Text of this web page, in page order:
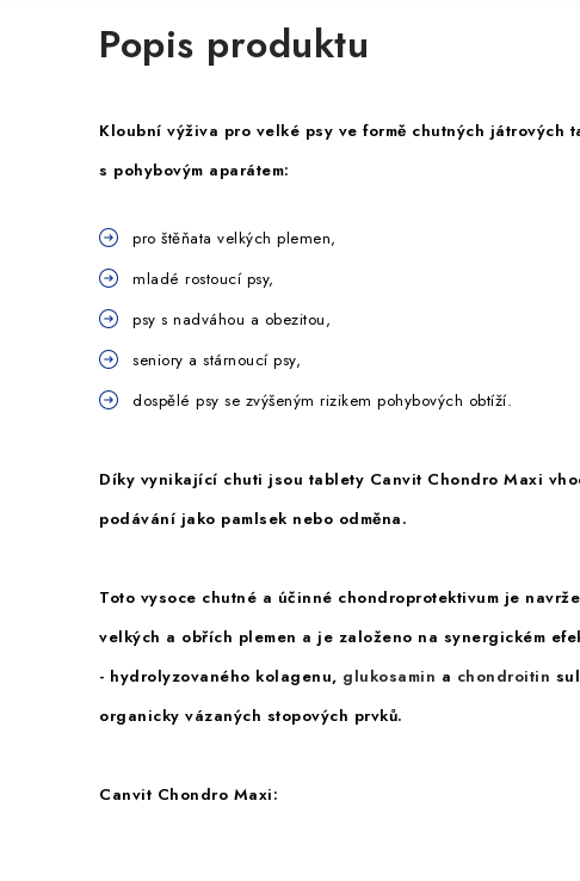
Popis produktu
Kloubní výživa pro velké psy ve formě chutných játrových
s pohybovým aparátem:
pro štěňata velkých plemen,
mladé rostoucí psy,
psy s nadváhou a obezitou,
seniory a stárnoucí psy,
dospělé psy se zvýšeným rizikem pohybových obtíží.
Díky vynikající chuti jsou tablety Canvit Chondro Maxi
podávání jako pamlsek nebo odměna.
Toto vysoce chutné a účinné chondroprotektivum je
velkých a obřích plemen a je založeno na synergickém
- hydrolyzovaného kolagenu, glukosamin a chondroitin
organicky vázaných stopových prvků.
Canvit Chondro Maxi: